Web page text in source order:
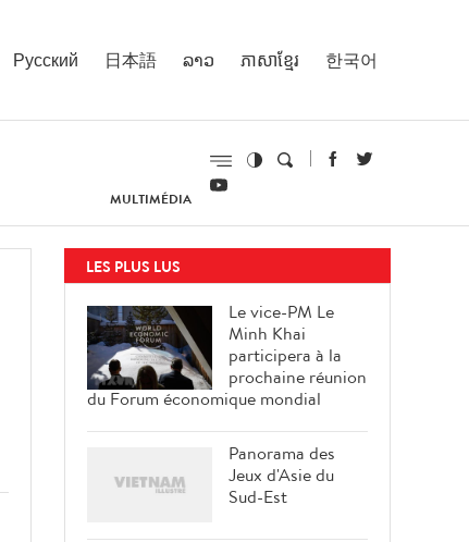
Русский 日本語 ລາວ ភាសាខ្មែរ 한국어
MULTIMÉDIA
LES PLUS LUS
Le vice-PM Le
Minh Khai
participera à la
prochaine réunion
du Forum économique mondial
Panorama des
Jeux d'Asie du
Sud-Est